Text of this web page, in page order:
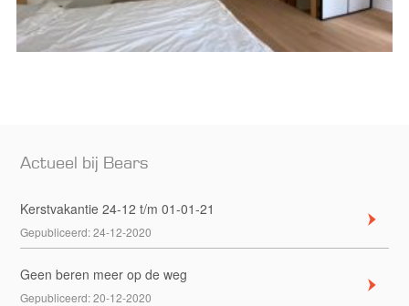
Actueel bij Bears
Kerstvakantie 24-12 t/m 01-01-21
Gepubliceerd:24-12-2020
Geen beren meer op de weg
Gepubliceerd:20-12-2020